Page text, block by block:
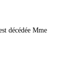
décédée Mme